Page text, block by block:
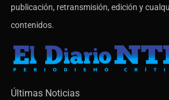
publicación, retransmisión, edición y
contenidos.
Últimas Noticias